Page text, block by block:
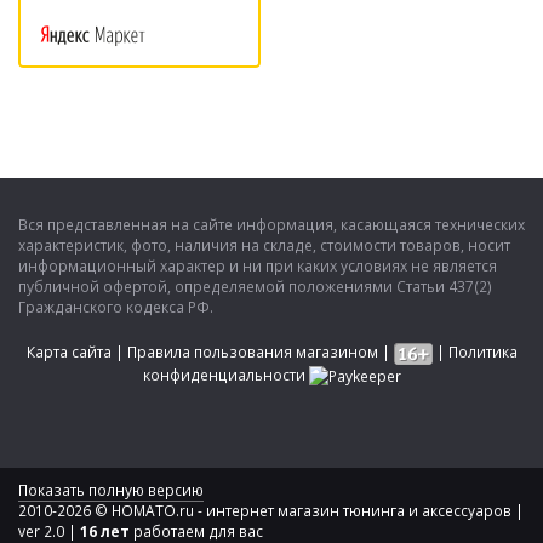
Вся представленная на сайте информация, касающаяся технических
характеристик, фото, наличия на складе, стоимости товаров, носит
информационный характер и ни при каких условиях не является
публичной офертой, определяемой положениями Статьи 437(2)
Гражданского кодекса РФ.
Карта сайта | Правила пользования магазином | | Политика
конфиденциальности
Показать полную версию
2010-2026 © HOMATO.ru - интернет магазин тюнинга и аксессуаров |
ver 2.0 | 16 лет работаем для вас